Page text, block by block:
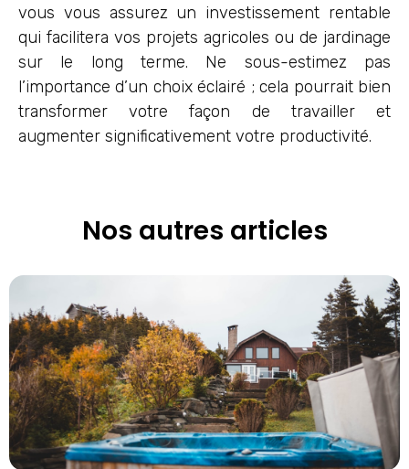
vous vous assurez un investissement rentable
qui facilitera vos projets agricoles ou de jardinage
sur le long terme. Ne sous-estimez pas
l’importance d’un choix éclairé ; cela pourrait bien
transformer votre façon de travailler et
augmenter significativement votre productivité.
Nos autres articles